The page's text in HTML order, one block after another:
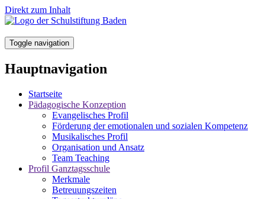
Direkt zum Inhalt
Toggle navigation
Hauptnavigation
Startseite
Pädagogische Konzeption
Evangelisches Profil
Förderung der emotionalen und sozialen Kompetenz
Musikalisches Profil
Organisation und Ansatz
Team Teaching
Profil Ganztagsschule
Merkmale
Betreuungszeiten